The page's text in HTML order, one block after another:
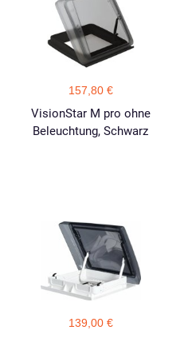
157,80 €
VisionStar M pro ohne
Beleuchtung, Schwarz
139,00 €